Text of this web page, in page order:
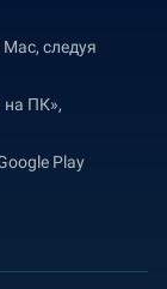
следуя
на ПК»,
Play